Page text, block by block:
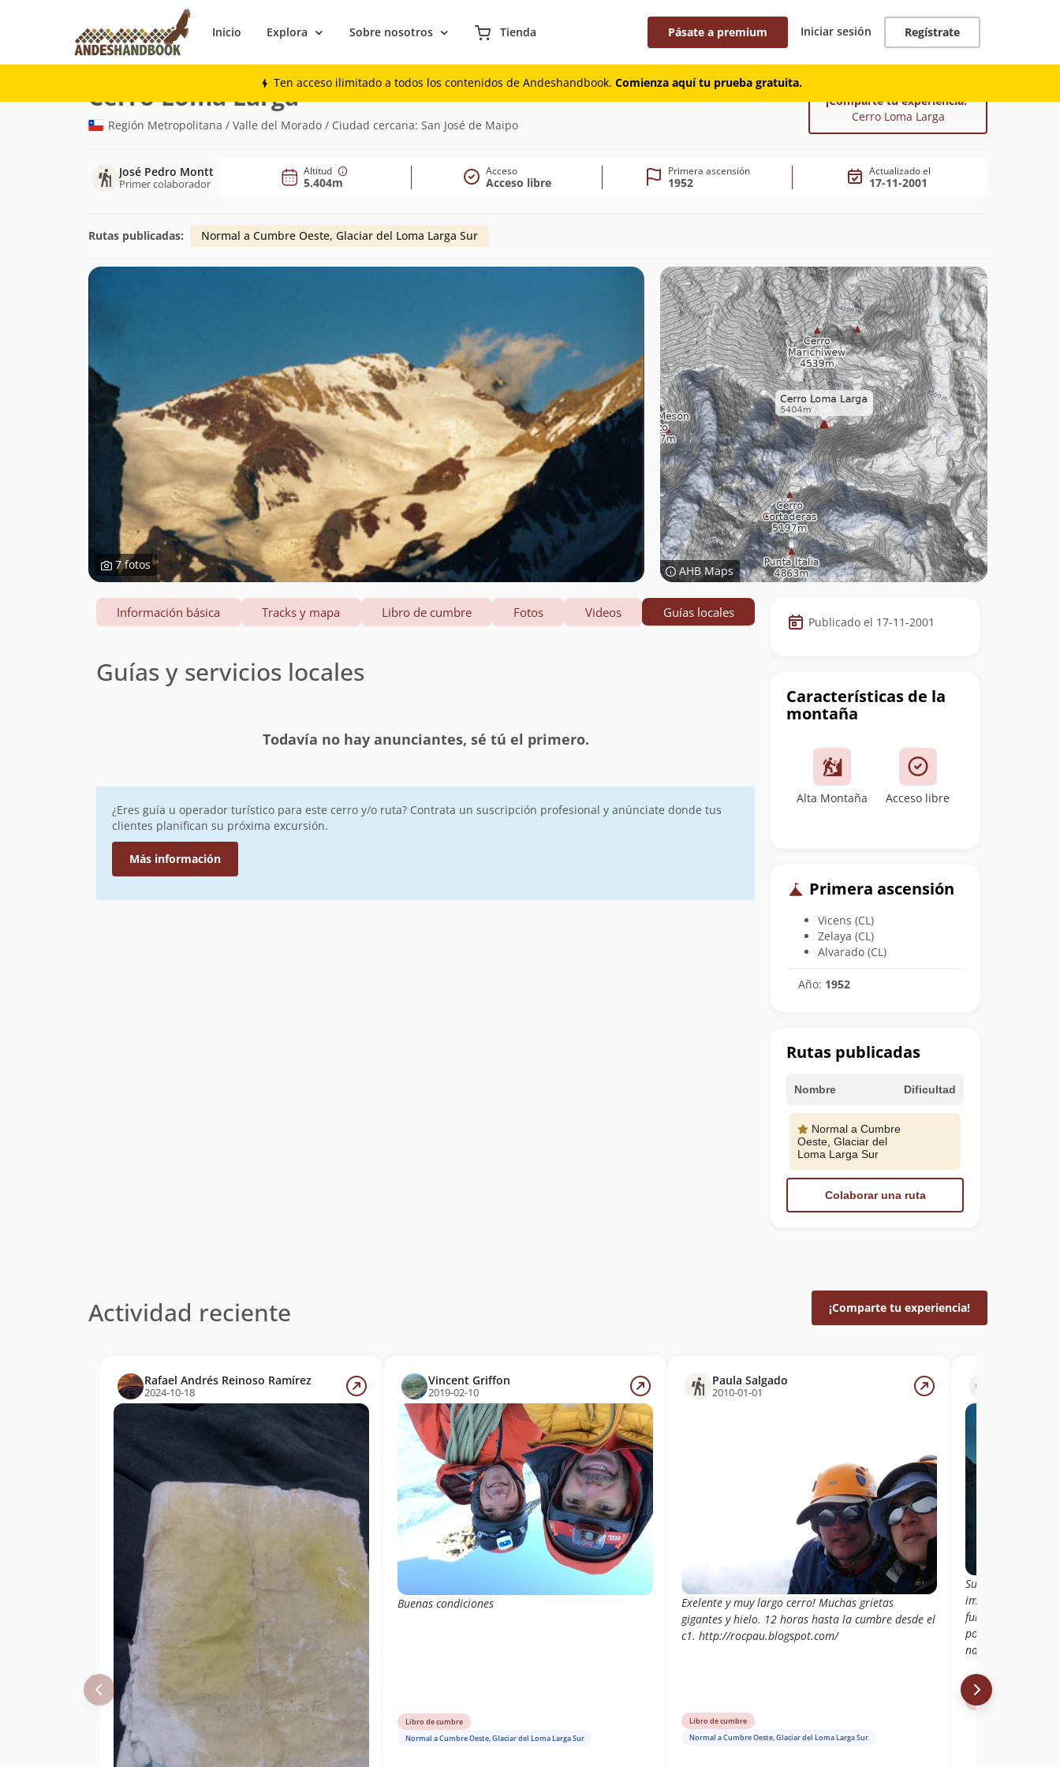
Inicio Explora Sobre nosotros Tienda Pásate a premium Iniciar sesión Regístrate
Ten acceso ilimitado a todos los contenidos de Andeshandbook. Comienza aquí tu prueba gratuita.
Montaña
Cerro Loma Larga(5.404m)
Región Metropolitana / Valle del Morado / Ciudad cercana: San José de Maipo
¡Comparte tu experiencia!
Cerro Loma Larga
José Pedro Montt
Primer colaborador
Altitud
5.404m
Acceso
Acceso libre
Primera ascensión
1952
Actualizado el
17-11-2001
Rutas publicadas: Normal a Cumbre Oeste, Glaciar del Loma Larga Sur
7 fotos AHB Maps
Datos
de
cumbre
Publicado el 17-11-2001
Características de la
montaña
Alta Montaña Acceso libre
Primera ascensión
Vicens (CL)
Zelaya (CL)
Alvarado (CL)
Año: 1952
Rutas publicadas
Nombre Dificultad
Normal a Cumbre
Oeste, Glaciar del
Loma Larga Sur
Colaborar una ruta
Información básica Tracks y mapa Libro de cumbre Fotos Videos Guías locales
Guías y servicios locales
Todavía no hay anunciantes, sé tú el primero.
¿Eres guía u operador turístico para este cerro y/o ruta? Contrata un suscripción profesional y anúnciate donde tus
clientes planifican su próxima excursión.
Más información
Actividad reciente ¡Comparte tu experiencia!
Rafael Andrés Reinoso Ramírez
2024-10-18
Vincent Griffon
2019-02-10
Buenas condiciones
Libro de cumbre
Normal a Cumbre Oeste, Glaciar del Loma Larga Sur
Paula Salgado
2010-01-01
Exelente y muy largo cerro! Muchas grietas
gigantes y hielo. 12 horas hasta la cumbre desde el
c1. http://rocpau.blogspot.com/
Libro de cumbre
Normal a Cumbre Oeste, Glaciar del Loma Larga Sur
Subimos la
impresionados de
fuimos a la
poco más alta, ahí
nadie la subia
Libro de cumbre